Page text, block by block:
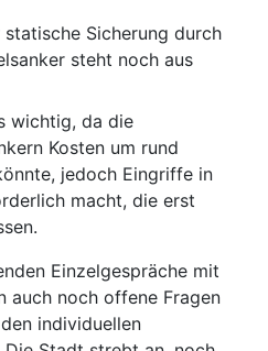
Sicherung durch
steht noch aus
wichtig, da die
Kosten um rund
jedoch Eingriffe in
macht, die erst
Einzelgespräche mit
auch noch offene Fragen
individuellen